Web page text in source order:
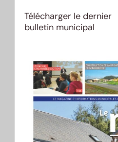
Télécharger le dernier
bulletin municipal